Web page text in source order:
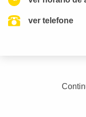
ver telefone